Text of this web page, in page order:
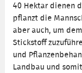
40 Hektar dienen
pflanzt die
aber auch, um
Stickstoff
und
Landbau und